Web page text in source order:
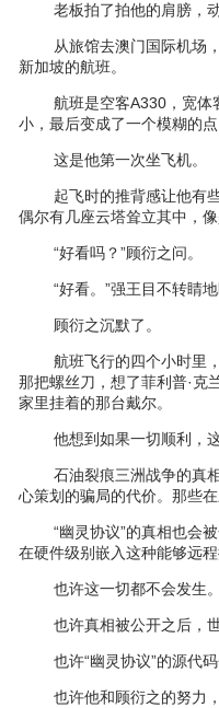
老板拍了拍他的肩膀，
从旅馆去澳门国际机场
新加坡的航班。
航班是空客A330 ，宽
小，最后变成了一个模糊的
这是他第一次坐飞机。
起飞时的推背感让他有
偶尔有几座云塔耸立其中，
“好看吗？”顾衍之问。
“好看。 ”强王目不转睛
顾衍之沉默了。
航班飞行的四个小时里
那把螺丝刀，想了菲利普·克
家里挂着的那台戴尔。
他想到如果一切顺利，
石油裂痕三洲战争的真
心策划的骗局的代价。那些
“幽灵协议”的真相也会
在硬件级别嵌入这种能够远
也许这一切都不会发生
也许真相被公开之后，
也许“幽灵协议”的源代
也许他和顾衍之的努力